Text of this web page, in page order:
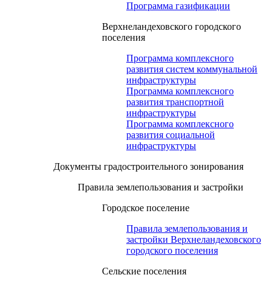
Программа газификации
Верхнеландеховского городского
поселения
Программа комплексного
развития систем коммунальной
инфраструктуры
Программа комплексного
развития транспортной
инфраструктуры
Программа комплексного
развития социальной
инфраструктуры
Документы градостроительного зонирования
Правила землепользования и застройки
Городское поселение
Правила землепользования и
застройки Верхнеландеховского
городского поселения
Сельские поселения